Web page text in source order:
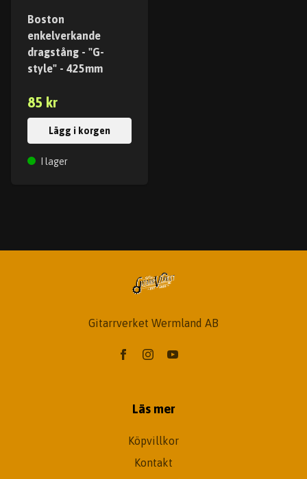
Boston
enkelverkande
dragstång - "G-
style" - 425mm
85 kr
Lägg i korgen
I lager
Gitarrverket Wermland AB
Läs mer
Köpvillkor
Kontakt